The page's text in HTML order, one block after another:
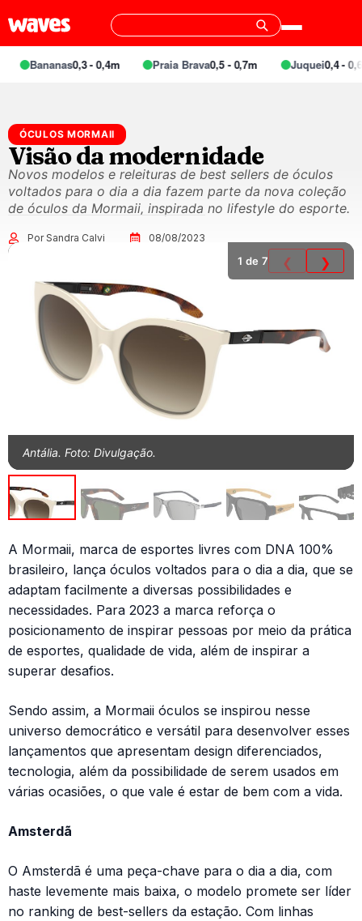
Bananas0,3 - 0,4m Praia Brava0,5 - 0,7m Juquei0,4 - 0,6m
ÓCULOS MORMAII
Visão da modernidade
Novos modelos e releituras de best sellers de óculos
voltados para o dia a dia fazem parte da nova coleção
de óculos da Mormaii, inspirada no lifestyle do esporte.
Por Sandra Calvi 08/08/2023
Antália. Foto: Divulgação.
1 de 7 ❮ ❯
A Mormaii, marca de esportes livres com DNA 100%
brasileiro, lança óculos voltados para o dia a dia, que se
adaptam facilmente a diversas possibilidades e
necessidades. Para 2023 a marca reforça o
posicionamento de inspirar pessoas por meio da prática
de esportes, qualidade de vida, além de inspirar a
superar desafios.
Sendo assim, a Mormaii óculos se inspirou nesse
universo democrático e versátil para desenvolver esses
lançamentos que apresentam design diferenciados,
tecnologia, além da possibilidade de serem usados em
várias ocasiões, o que vale é estar de bem com a vida.
Amsterdã
O Amsterdã é uma peça-chave para o dia a dia, com
haste levemente mais baixa, o modelo promete ser líder
no ranking de best-sellers da estação. Com linhas